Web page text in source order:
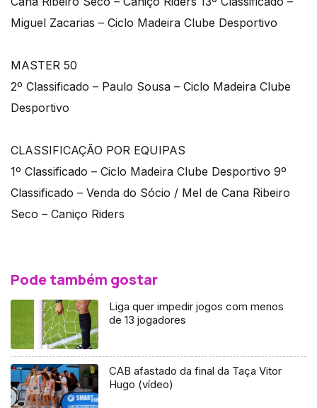
Miguel Zacarias – Ciclo Madeira Clube Desportivo
MASTER 50
2º Classificado – Paulo Sousa – Ciclo Madeira Clube
Desportivo
CLASSIFICAÇÃO POR EQUIPAS
1º Classificado – Ciclo Madeira Clube Desportivo 9º
Classificado – Venda do Sócio / Mel de Cana Ribeiro
Seco – Caniço Riders
Pode também gostar
Liga quer impedir jogos com menos
de 13 jogadores
CAB afastado da final da Taça Vitor
Hugo (vídeo)